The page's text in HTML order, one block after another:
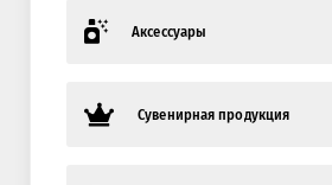
Аксессуары
Сувенирная продукция